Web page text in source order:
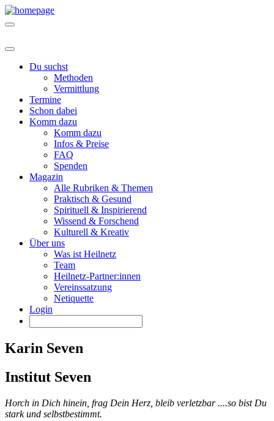
Du suchst
Methoden
Vermittlung
Termine
Schon dabei
Komm dazu
Komm dazu
Infos & Preise
FAQ
Spenden
Magazin
Alle Rubriken & Themen
Praktisch & Gesund
Spirituell & Inspirierend
Wissend & Forschend
Kulturell & Kreativ
Über uns
Was ist Heilnetz
Team
Heilnetz-Partner:innen
Vereinssatzung
Netiquette
Login
Karin Seven
Institut Seven
Horch in Dich hinein, frag Dein Herz, bleib verletzbar ....so bist Du
stark und selbstbestimmt.